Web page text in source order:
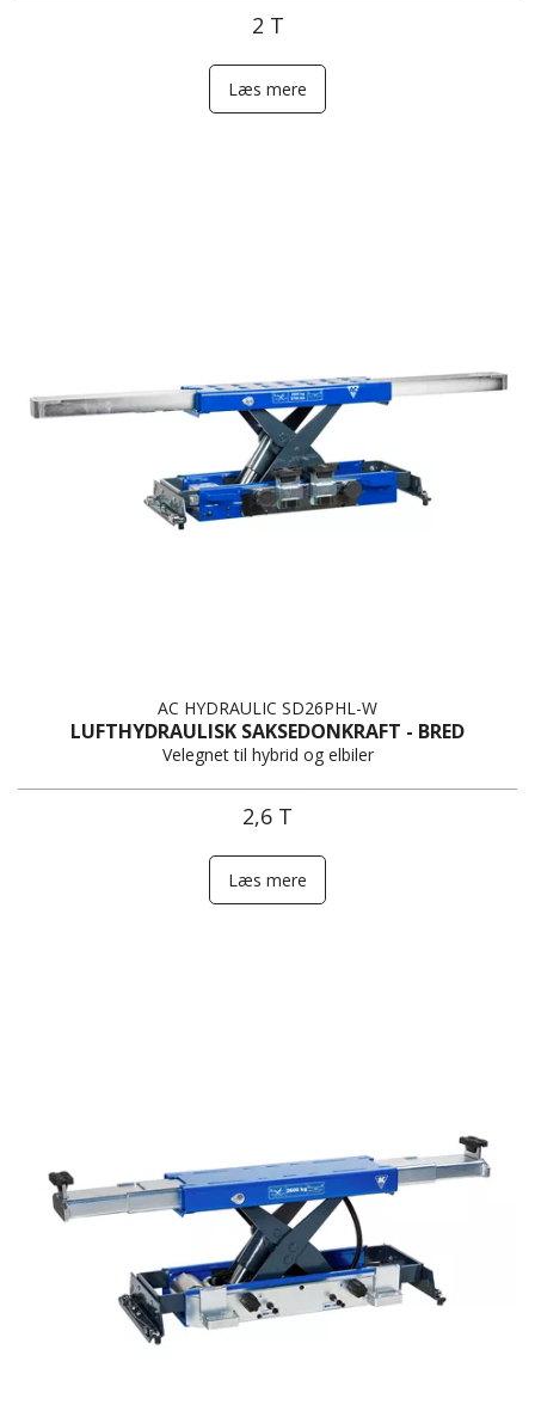
2 T
Læs mere
AC HYDRAULIC SD26PHL-W
LUFTHYDRAULISK SAKSEDONKRAFT - BRED
Velegnet til hybrid og elbiler
2,6 T
Læs mere